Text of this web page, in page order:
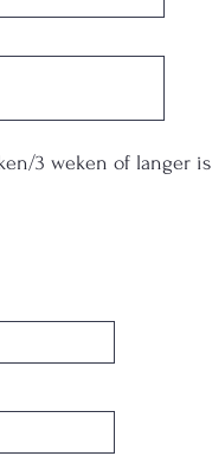
3 weken of langer is